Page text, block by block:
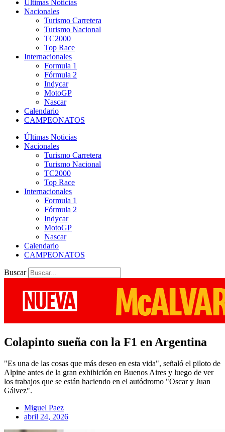
Últimas Noticias
Nacionales
Turismo Carretera
Turismo Nacional
TC2000
Top Race
Internacionales
Formula 1
Fórmula 2
Indycar
MotoGP
Nascar
Calendario
CAMPEONATOS
Últimas Noticias
Nacionales
Turismo Carretera
Turismo Nacional
TC2000
Top Race
Internacionales
Formula 1
Fórmula 2
Indycar
MotoGP
Nascar
Calendario
CAMPEONATOS
Buscar
Colapinto sueña con la F1 en Argentina
"Es una de las cosas que más deseo en esta vida", señaló el piloto de
Alpine antes de la gran exhibición en Buenos Aires y luego de ver
los trabajos que se están haciendo en el autódromo "Oscar y Juan
Gálvez".
Miguel Paez
abril 24, 2026